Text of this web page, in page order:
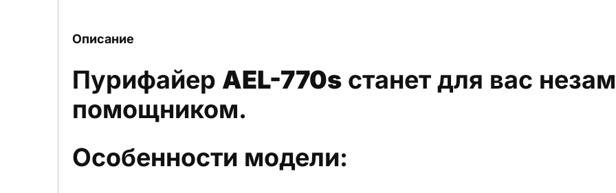
Описание
Пурифайер AEL-770s станет для вас
помощником.
Особенности модели: